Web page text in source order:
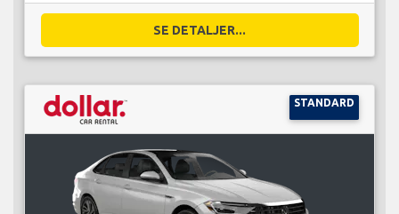
SE DETALJER...
STANDARD